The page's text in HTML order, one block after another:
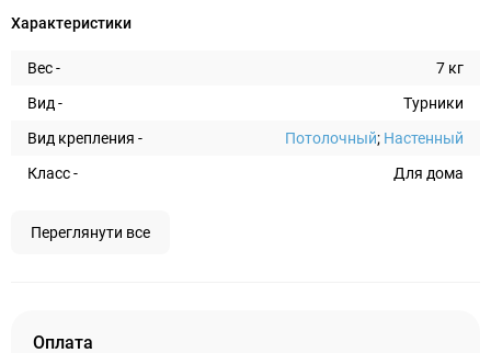
Характеристики
Вес -
7 кг
Вид -
Турники
Вид крепления -
Потолочный; Настенный
Класс -
Для дома
Переглянути все
Оплата